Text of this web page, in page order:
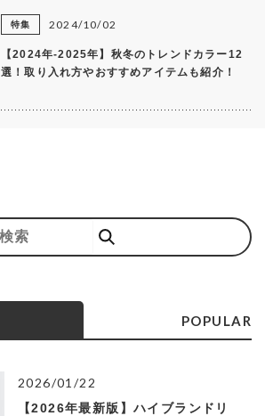
特集 2024/10/02
【2024年-2025年】秋冬のトレンドカラー12
選！取り入れ方やおすすめアイテムも紹介！
POPULAR
2026/01/22
【2026年最新版】ハイブランドリ